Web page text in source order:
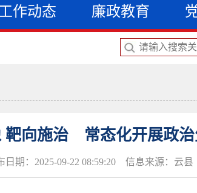
工作动态 廉政教育
靶向施治 常态化开展政治
日期：2025-09-22 08:59:20 信息来源：云县